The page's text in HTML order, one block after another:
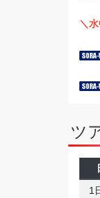
＼
ツ
1